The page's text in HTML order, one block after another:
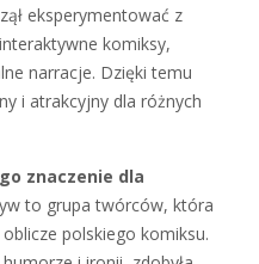
eksperymentować z
komiksy,
narracje. Dzięki temu
i atrakcyjny dla różnych
znaczenie dla
to grupa twórców, która
polskiego komiksu.